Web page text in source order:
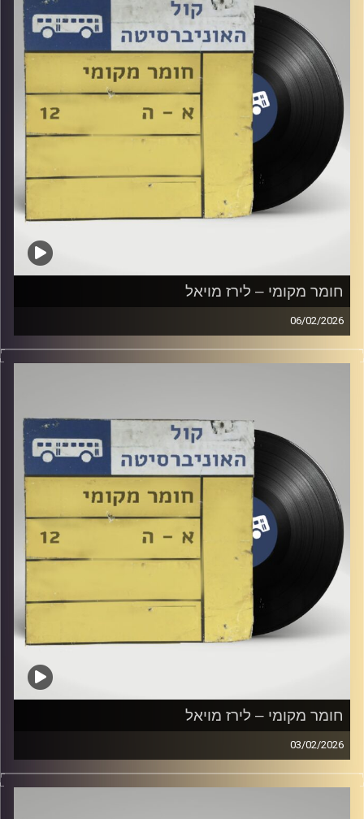
חומר מקומי – לירז מויאל
06/02/2026
שעה של מוזיקה ישראלית עם לירז מויאל
חומר מקומי – לירז מויאל
03/02/2026
שעה של מוזיקה ישראלית עם לירז מויאל